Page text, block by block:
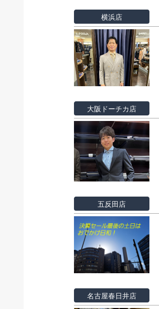
横浜店
大阪ドーチカ店
五反田店
名古屋春日井店